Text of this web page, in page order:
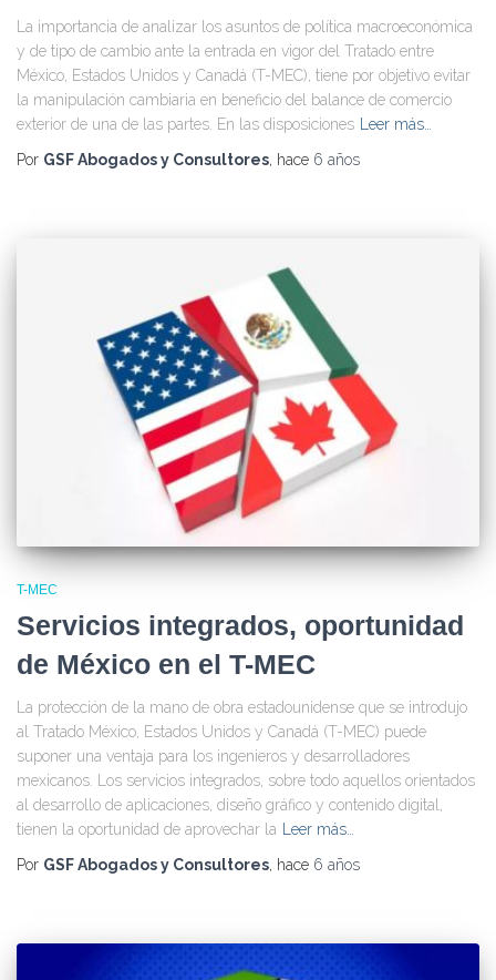
La importancia de analizar los asuntos de política macroeconómica
y de tipo de cambio ante la entrada en vigor del Tratado entre
México, Estados Unidos y Canadá (T-MEC), tiene por objetivo evitar
la manipulación cambiaria en beneficio del balance de comercio
exterior de una de las partes. En las disposiciones Leer más…
Por GSF Abogados y Consultores, hace 6 años
T-MEC
Servicios integrados, oportunidad
de México en el T-MEC
La protección de la mano de obra estadounidense que se introdujo
al Tratado México, Estados Unidos y Canadá (T-MEC) puede
suponer una ventaja para los ingenieros y desarrolladores
mexicanos. Los servicios integrados, sobre todo aquellos orientados
al desarrollo de aplicaciones, diseño gráfico y contenido digital,
tienen la oportunidad de aprovechar la Leer más…
Por GSF Abogados y Consultores, hace 6 años